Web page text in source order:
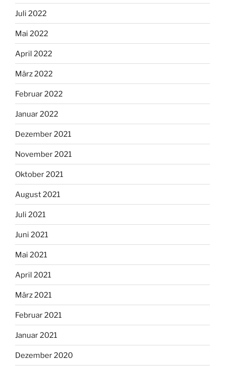
Juli 2022
Mai 2022
April 2022
März 2022
Februar 2022
Januar 2022
Dezember 2021
November 2021
Oktober 2021
August 2021
Juli 2021
Juni 2021
Mai 2021
April 2021
März 2021
Februar 2021
Januar 2021
Dezember 2020